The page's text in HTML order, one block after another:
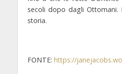
secoli dopo dagli Ottomani.
storia.
FONTE: https://